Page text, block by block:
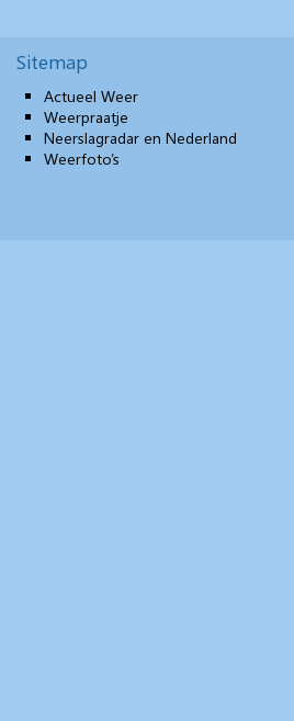
Sitemap
Actueel Weer
Weerpraatje
Neerslagradar en Nederland
Weerfoto’s